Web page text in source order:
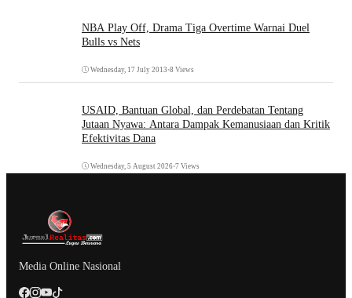
NBA Play Off, Drama Tiga Overtime Warnai Duel
Bulls vs Nets
Wednesday, 17 July 2013 •8 Views
USAID, Bantuan Global, dan Perdebatan Tentang
Jutaan Nyawa: Antara Dampak Kemanusiaan dan Kritik
Efektivitas Dana
Wednesday, 5 August 2026•7 Views
Media Online Nasional